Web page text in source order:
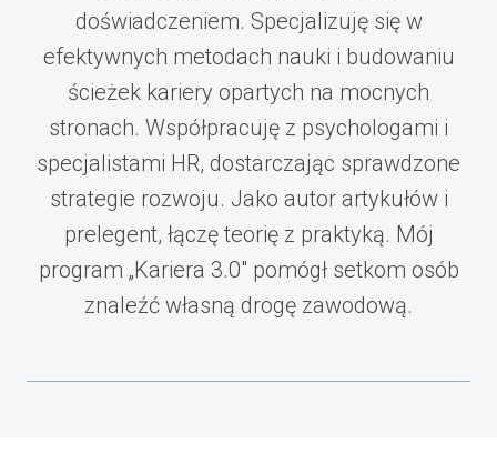
doświadczeniem. Specjalizuję się w
efektywnych metodach nauki i budowaniu
ścieżek kariery opartych na mocnych
stronach. Współpracuję z psychologami i
specjalistami HR, dostarczając sprawdzone
strategie rozwoju. Jako autor artykułów i
prelegent, łączę teorię z praktyką. Mój
program „Kariera 3.0" pomógł setkom osób
znaleźć własną drogę zawodową.